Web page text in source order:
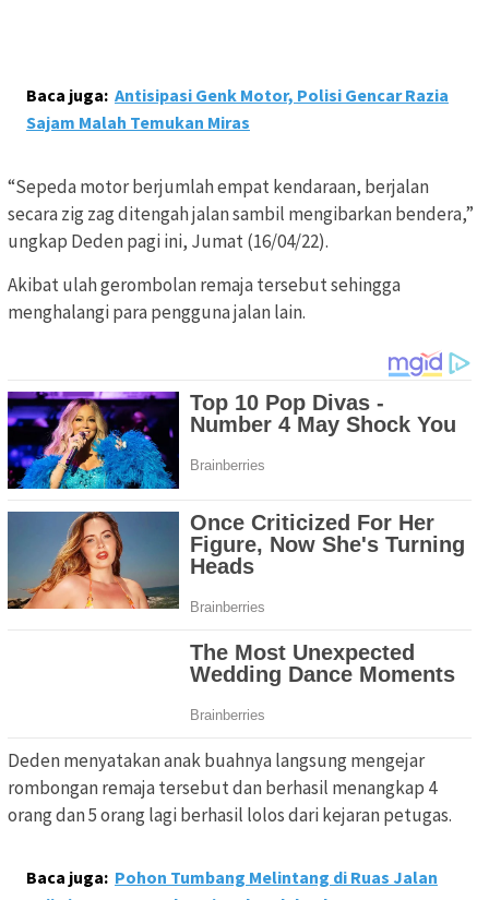
Baca juga: Antisipasi Genk Motor, Polisi Gencar Razia
Sajam Malah Temukan Miras
“Sepeda motor berjumlah empat kendaraan, berjalan
secara zig zag ditengah jalan sambil mengibarkan bendera,”
ungkap Deden pagi ini, Jumat (16/04/22).
Akibat ulah gerombolan remaja tersebut sehingga
menghalangi para pengguna jalan lain.
Deden menyatakan anak buahnya langsung mengejar
rombongan remaja tersebut dan berhasil menangkap 4
orang dan 5 orang lagi berhasil lolos dari kejaran petugas.
Baca juga: Pohon Tumbang Melintang di Ruas Jalan